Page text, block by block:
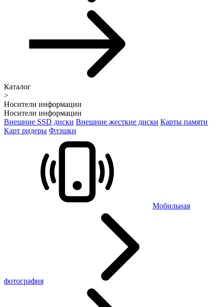
Каталог
>
Носители информации
Носители информации
Внешние SSD диски Внешние жесткие диски Карты памяти
Карт ридеры Флэшки
Мобильная
фотография